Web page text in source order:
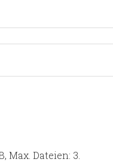
Max. Dateien: 3.